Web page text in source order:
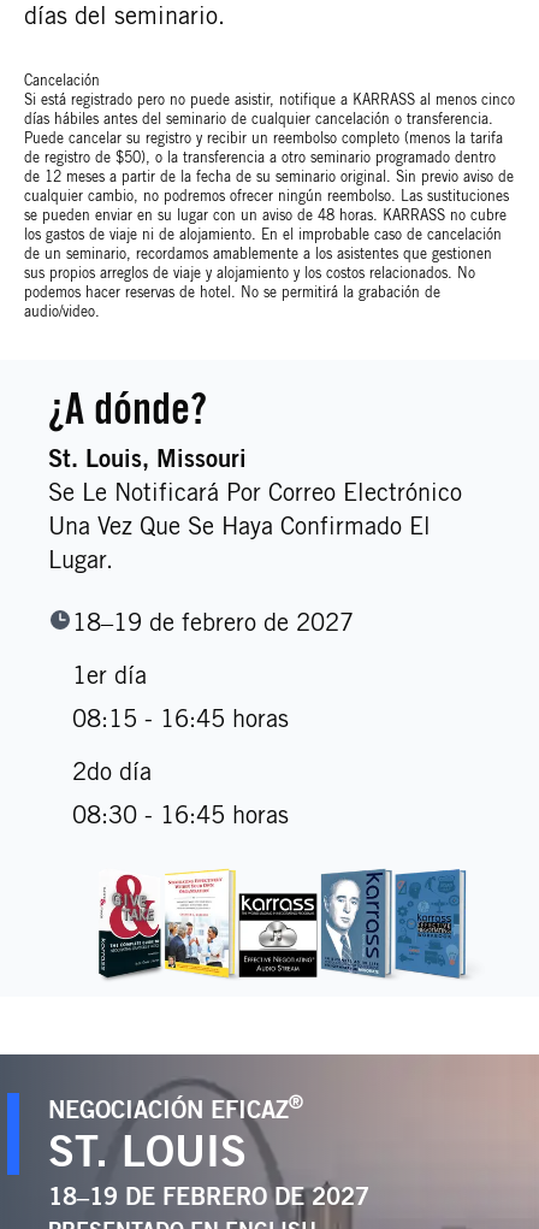
días del seminario.
Cancelación
Si está registrado pero no puede asistir, notifique a KARRASS al menos cinco
días hábiles antes del seminario de cualquier cancelación o transferencia.
Puede cancelar su registro y recibir un reembolso completo (menos la tarifa
de registro de $50), o la transferencia a otro seminario programado dentro
de 12 meses a partir de la fecha de su seminario original. Sin previo aviso de
cualquier cambio, no podremos ofrecer ningún reembolso. Las sustituciones
se pueden enviar en su lugar con un aviso de 48 horas. KARRASS no cubre
los gastos de viaje ni de alojamiento. En el improbable caso de cancelación
de un seminario, recordamos amablemente a los asistentes que gestionen
sus propios arreglos de viaje y alojamiento y los costos relacionados. No
podemos hacer reservas de hotel. No se permitirá la grabación de
audio/video.
¿A dónde?
St. Louis, Missouri
Se Le Notificará Por Correo Electrónico
Una Vez Que Se Haya Confirmado El
Lugar.
18–19 de febrero de 2027
1er día
08:15 - 16:45 horas
2do día
08:30 - 16:45 horas
NEGOCIACIÓN EFICAZ®
ST. LOUIS
18–19 DE FEBRERO DE 2027